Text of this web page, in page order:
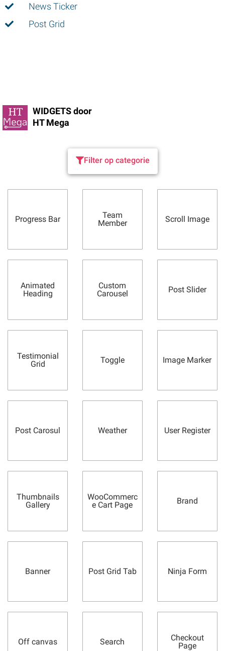
News Ticker
Post Grid
WIDGETS door
HT Mega
Filter op categorie
Progress Bar
Team
Member
Scroll Image
Animated
Heading
Custom
Carousel
Post Slider
Testimonial
Grid
Toggle Image Marker
Post Carosul Weather User Register
Thumbnails
Gallery
WooCommerc
e Cart Page
Brand
Banner Post Grid Tab Ninja Form
Off canvas Search
Checkout
Page